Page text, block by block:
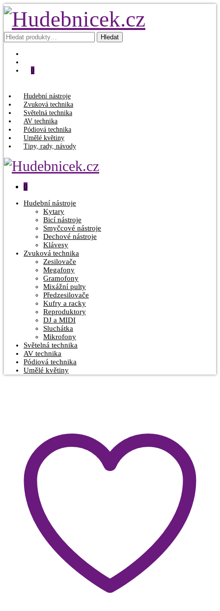
Hledat: Hledat
0
Hudební nástroje
Zvuková technika
Světelná technika
AV technika
Pódiová technika
Umělé květiny
Tipy, rady, návody
0
Hudební nástroje
Kytary
Bicí nástroje
Smyčcové nástroje
Dechové nástroje
Klávesy
Zvuková technika
Zesilovače
Megafony
Gramofony
Mixážní pulty
Předzesilovače
Kufry a racky
Reproduktory
DJ a MIDI
Sluchátka
Mikrofony
Světelná technika
AV technika
Pódiová technika
Umělé květiny